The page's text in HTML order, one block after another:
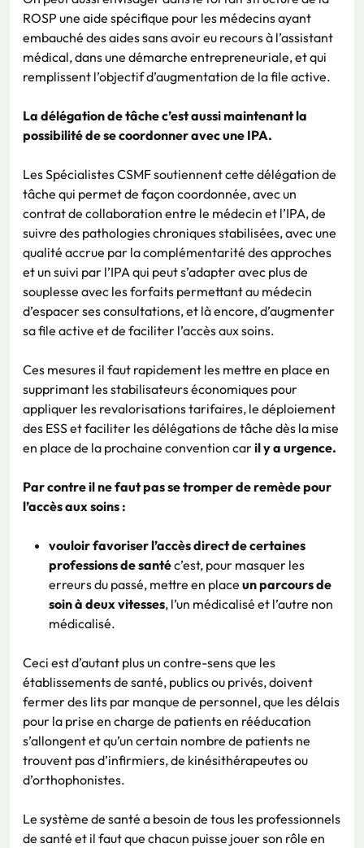
ROSP une aide spécifique pour les médecins ayant
embauché des aides sans avoir eu recours à l’assistant
médical, dans une démarche entrepreneuriale, et qui
remplissent l’objectif d’augmentation de la file active.
La délégation de tâche c’est aussi maintenant la
possibilité de se coordonner avec une IPA.
Les Spécialistes CSMF soutiennent cette délégation de
tâche qui permet de façon coordonnée, avec un
contrat de collaboration entre le médecin et l’IPA, de
suivre des pathologies chroniques stabilisées, avec une
qualité accrue par la complémentarité des approches
et un suivi par l’IPA qui peut s’adapter avec plus de
souplesse avec les forfaits permettant au médecin
d’espacer ses consultations, et là encore, d’augmenter
sa file active et de faciliter l’accès aux soins.
Ces mesures il faut rapidement les mettre en place en
supprimant les stabilisateurs économiques pour
appliquer les revalorisations tarifaires, le déploiement
des ESS et faciliter les délégations de tâche dès la mise
en place de la prochaine convention caril y a urgence.
Par contre il ne faut pas se tromper de remède pour
l’accès aux soins :
vouloir favoriser l’accès direct de certaines
professions de santéc’est, pour masquer les
erreurs du passé, mettre en place un parcours de
soin à deux vitesses, l’un médicalisé et l’autre non
médicalisé.
Ceci est d’autant plus un contre-sens que les
établissements de santé, publics ou privés, doivent
fermer des lits par manque de personnel, que les délais
pour la prise en charge de patients en rééducation
s’allongent et qu’un certain nombre de patients ne
trouvent pas d’infirmiers, de kinésithérapeutes ou
d’orthophonistes.
Le système de santé a besoin de tous les professionnels
de santé et il faut que chacun puisse jouer son rôle en